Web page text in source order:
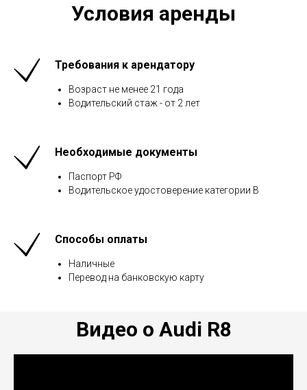
Условия аренды
Требования к арендатору
Возраст не менее 21 года
Водительский стаж - от 2 лет
Необходимые документы
Паспорт РФ
Водительское удостоверение категории В
Способы оплаты
Наличные
Перевод на банковскую карту
Видео о Audi R8